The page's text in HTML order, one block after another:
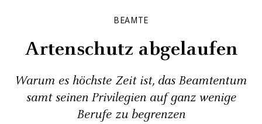
BEAMTE
Artenschutz abgelaufen
Warum es höchste Zeit ist, das Beamtentum
samt seinen Privilegien auf ganz wenige
Berufe zu begrenzen